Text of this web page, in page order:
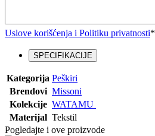
Uslove korišćenja i Politiku privatnosti*
SPECIFIKACIJE
Kategorija Peškiri
Brendovi Missoni
Kolekcije WATAMU
Materijal Tekstil
Pogledajte i ove proizvode